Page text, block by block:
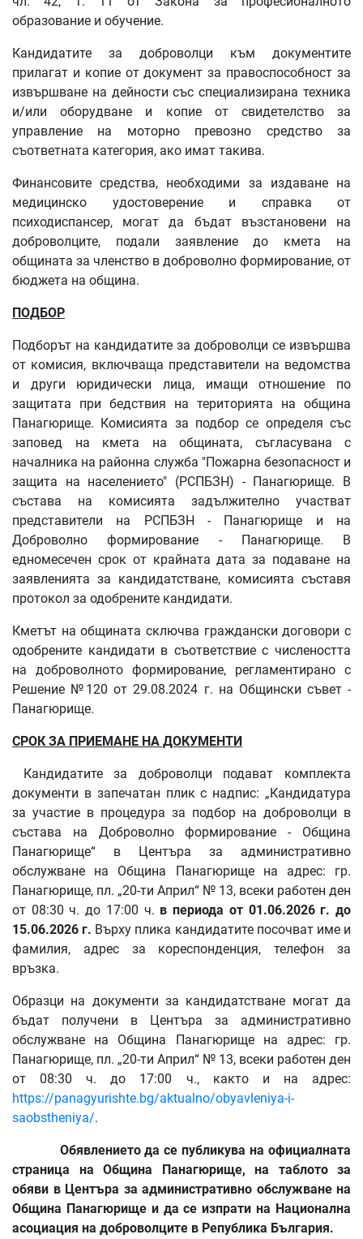
образование и обучение.
Кандидатите за доброволци към документите
прилагат и копие от документ за правоспособност за
извършване на дейности със специализирана техника
и/или оборудване и копие от свидетелство за
управление на моторно превозно средство за
съответната категория, ако имат такива.
Финансовите средства, необходими за издаване на
медицинско удостоверение и справка от
психодиспансер, могат да бъдат възстановени на
доброволците, подали заявление до кмета на
общината за членство в доброволно формирование, от
бюджета на община.
ПОДБОР
Подборът на кандидатите за доброволци се извършва
от комисия, включваща представители на ведомства
и други юридически лица, имащи отношение по
защитата при бедствия на територията на община
Панагюрище. Комисията за подбор се определя със
заповед на кмета на общината, съгласувана с
началника на районна служба "Пожарна безопасност и
защита на населението" (РСПБЗН) - Панагюрище. В
състава на комисията задължително участват
представители на РСПБЗН - Панагюрище и на
Доброволно формирование - Панагюрище. В
едномесечен срок от крайната дата за подаване на
заявленията за кандидатстване, комисията съставя
протокол за одобрените кандидати.
Кметът на общината сключва граждански договори с
одобрените кандидати в съответствие с числеността
на доброволното формирование, регламентирано с
Решение №120 от 29.08.2024 г. на Общински съвет -
Панагюрище.
СРОК ЗА ПРИЕМАНЕ НА ДОКУМЕНТИ
Кандидатите за доброволци подават комплекта
документи в запечатан плик с надпис: „Кандидатура
за участие в процедура за подбор на доброволци в
състава на Доброволно формирование - Община
Панагюрище“ в
Центъра за административно
обслужване на Община Панагюрищена адрес: гр.
Панагюрище, пл. „20-ти Април“ № 13, всеки работен ден
от 08:30 ч. до 17:00 ч. в периода от 01.06.2026 г. до
15.06.2026 г. Върху плика кандидатите посочват име и
фамилия, адрес за кореспонденция, телефон за
връзка.
Образци на документи за кандидатстване могат да
бъдат получени в Центъра за административно
обслужване на Община Панагюрище на адрес: гр.
Панагюрище, пл. „20-ти Април“ № 13, всеки работен ден
от 08:30 ч. до 17:00 ч., както и на адрес:
https://panagyurishte.bg/aktualno/obyavleniya-i-
saobstheniya/.
Обявлението да се публикува на официалната
страница на Община Панагюрище, на таблото за
обяви в Центъра за административно обслужване на
Община Панагюрище и да се изпрати на Национална
асоциация на доброволците в Република България.